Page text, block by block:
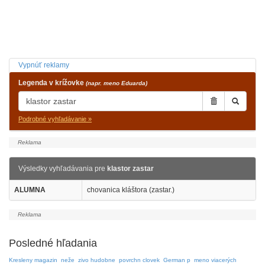
Vypnúť reklamy
Legenda v krížovke (napr. meno Eduarda)
Podrobné vyhľadávanie »
Výsledky vyhľadávania pre klastor zastar
ALUMNA chovanica kláštora (zastar.)
Posledné hľadania
Kresleny magazin neže zivo hudobne povrchn clovek German p meno viacerých